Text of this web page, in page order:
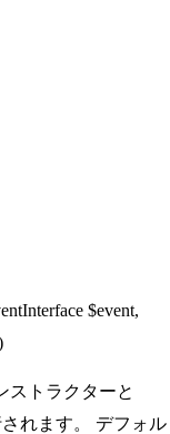
$event,
ストラクターと
れます。 デフォル